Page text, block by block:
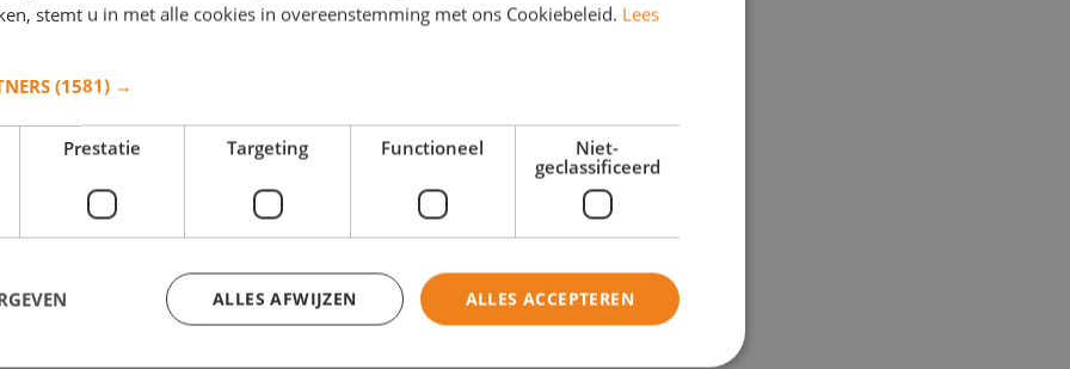
stemt u in met alle cookies in overeenstemming met ons Cookiebeleid. Lees
(1581) →
Prestatie Targeting Functioneel
Niet-
geclassificeerd
ALLES ACCEPTEREN
ALLES AFWIJZEN